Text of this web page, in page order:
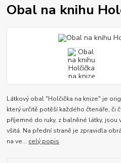
Obal na knihu
Látkový obal "Holčička na knize" je
který určitě potěší každého čtenáře, či
příjemné do ruky, z balněné látky, jsou
všitá. Na přední straně je zpravidla
na ve... celý popis